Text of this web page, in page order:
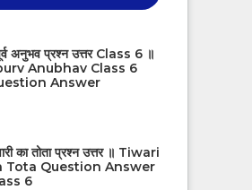
अनुभव प्रश्न उत्तर Class 6 ॥
Anubhav Class 6
Answer
का तोता प्रश्न उत्तर ॥ Tiwari
Tota Question Answer
6